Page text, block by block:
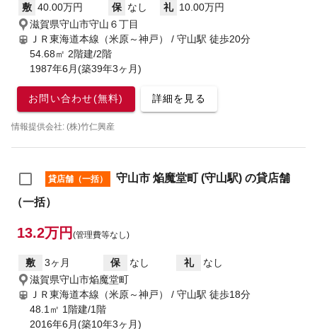
敷 40.00万円 保 なし 礼 10.00万円
滋賀県守山市守山６丁目
ＪＲ東海道本線（米原～神戸） / 守山駅 徒歩20分
54.68㎡ 2階建/2階
1987年6月(築39年3ヶ月)
お問い合わせ(無料) 詳細を見る
情報提供会社: (株)竹仁興産
貸店舗（一括）
守山市 焔魔堂町 (守山駅) の貸店舗
（一括）
13.2万円 (管理費等なし)
敷 3ヶ月 保 なし 礼
なし
滋賀県守山市焔魔堂町
ＪＲ東海道本線（米原～神戸） / 守山駅 徒歩18分
48.1㎡ 1階建/1階
2016年6月(築10年3ヶ月)